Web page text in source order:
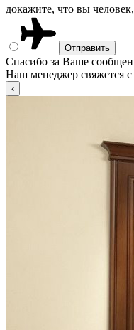
докажите, что вы
Спасибо за Ваше
Наш менеджер свяжется